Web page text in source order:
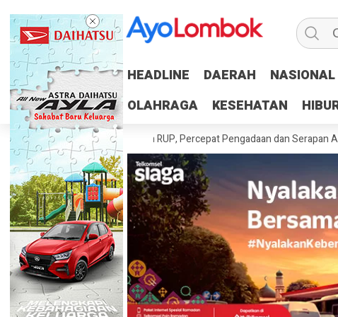
HEADLINE DAERAH NASIONAL
OLAHRAGA
KESEHATAN
HEADLINE DAERAH NASIONAL
OLAHRAGA
KESEHATAN
Tuntaskan 100 Persen RUP, Percepat Pengadaan dan Serapan Anggaran